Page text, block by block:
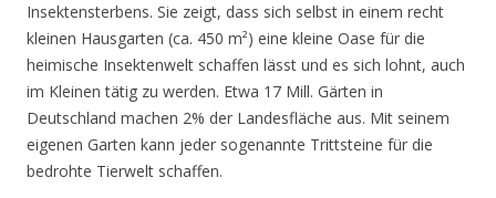
Insektensterbens. Sie zeigt, dass sich selbst in einem recht
kleinen Hausgarten (ca. 450 m²) eine kleine Oase für die
heimische Insektenwelt schaffen lässt und es sich lohnt, auch
im Kleinen tätig zu werden. Etwa 17 Mill. Gärten in
Deutschland machen 2% der Landesfläche aus. Mit seinem
eigenen Garten kann jeder sogenannte Trittsteine für die
bedrohte Tierwelt schaffen.